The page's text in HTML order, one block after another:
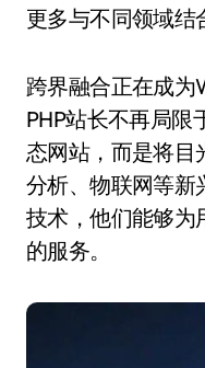
更多与不同领域结
跨界融合正在成为
PHP站长不再局限
态网站，而是将目
分析、物联网等新
技术，他们能够为
的服务。